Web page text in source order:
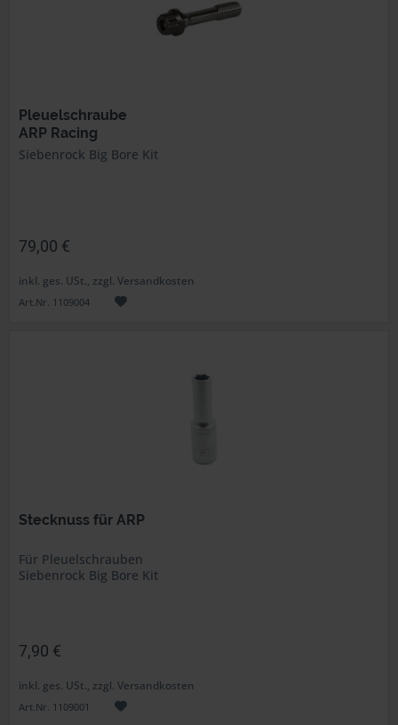
Pleuelschraube
ARP Racing
Siebenrock Big Bore Kit
79,00 €
inkl. ges. USt., zzgl. Versandkosten
Art.Nr. 1109004
Stecknuss für ARP
Für Pleuelschrauben
Siebenrock Big Bore Kit
7,90 €
inkl. ges. USt., zzgl. Versandkosten
Art.Nr. 1109001